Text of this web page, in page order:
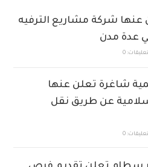
شركة مشاريع الترفيه
عدة مدن
0
شاغرة تعلن عنها
عن طريق نقل
0